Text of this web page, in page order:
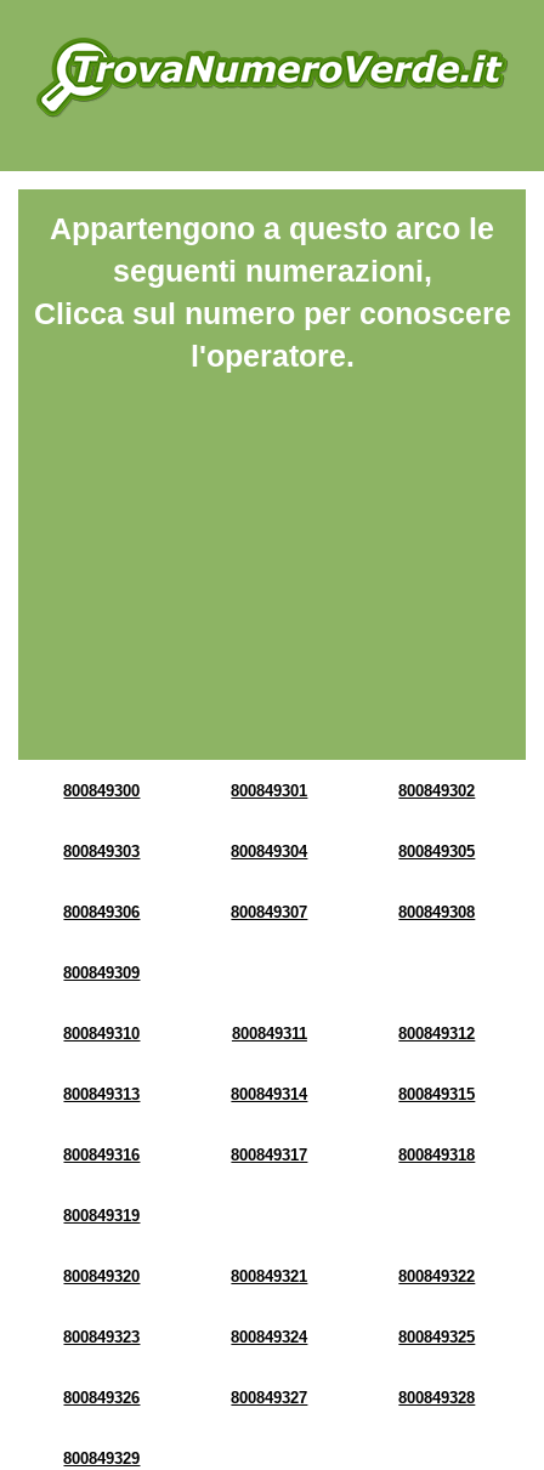
Appartengono a questo arco le
seguenti numerazioni,
Clicca sul numero per conoscere
l'operatore.
800849300 800849301 800849302
800849303 800849304 800849305
800849306 800849307 800849308
800849309
800849310 800849311 800849312
800849313 800849314 800849315
800849316 800849317 800849318
800849319
800849320 800849321 800849322
800849323 800849324 800849325
800849326 800849327 800849328
800849329